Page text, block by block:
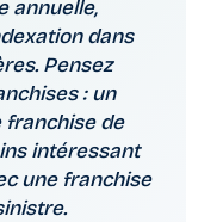
annuelle,
dans
Pensez
: un
de
intéressant
une franchise